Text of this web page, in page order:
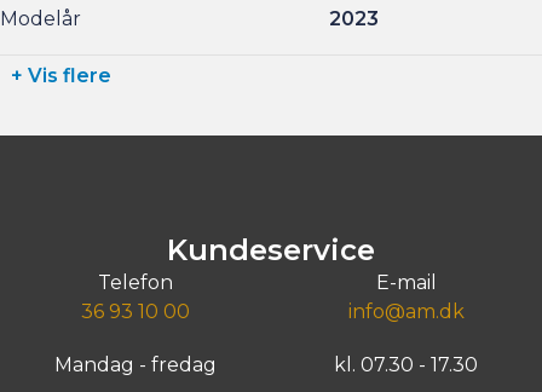
Modelår
2023
+ Vis flere
Kundeservice
Telefon
36 93 10 00
E-mail
info@am.dk
Mandag - fredag kl. 07.30 - 17.30